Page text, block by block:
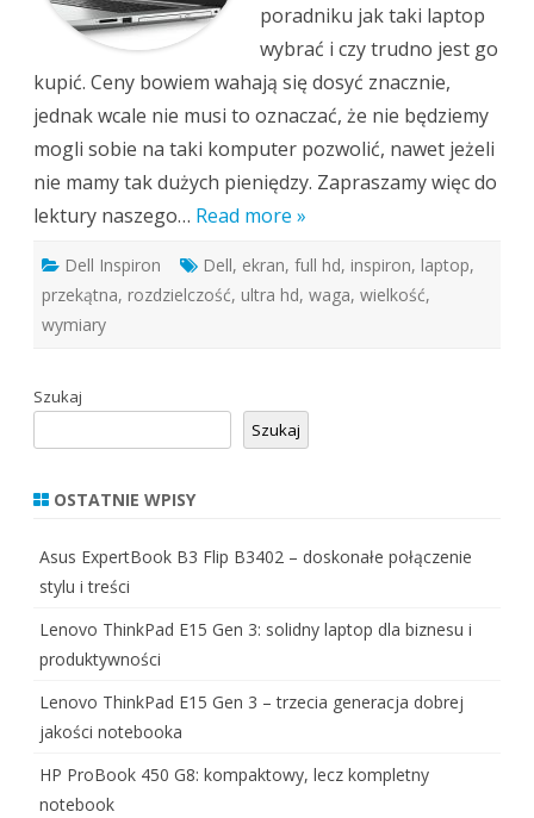
poradniku jak taki laptop
wybrać i czy trudno jest go
kupić. Ceny bowiem wahają się dosyć znacznie,
jednak wcale nie musi to oznaczać, że nie będziemy
mogli sobie na taki komputer pozwolić, nawet jeżeli
nie mamy tak dużych pieniędzy. Zapraszamy więc do
lektury naszego… Read more »
Dell Inspiron Dell, ekran, full hd, inspiron, laptop,
przekątna, rozdzielczość, ultra hd, waga, wielkość,
wymiary
Szukaj
Szukaj
OSTATNIE WPISY
Asus ExpertBook B3 Flip B3402 – doskonałe połączenie
stylu i treści
Lenovo ThinkPad E15 Gen 3: solidny laptop dla biznesu i
produktywności
Lenovo ThinkPad E15 Gen 3 – trzecia generacja dobrej
jakości notebooka
HP ProBook 450 G8: kompaktowy, lecz kompletny
notebook